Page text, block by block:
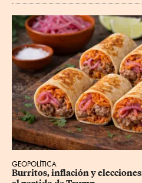
GEOPOLÍTICA
Burritos, inflación y